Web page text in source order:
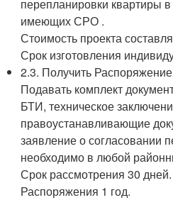
перепланировки квартиры
имеющих СРО .
Стоимость проекта
Срок изготовления
2.3. Получить
Подавать комплект
БТИ, техническое
правоустанавливающие
заявление о согласовании
необходимо в любой
Срок рассмотрения 30
Распоряжения 1 год.